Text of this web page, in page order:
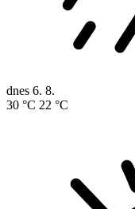
dnes 6. 8.
30 °C 22 °C